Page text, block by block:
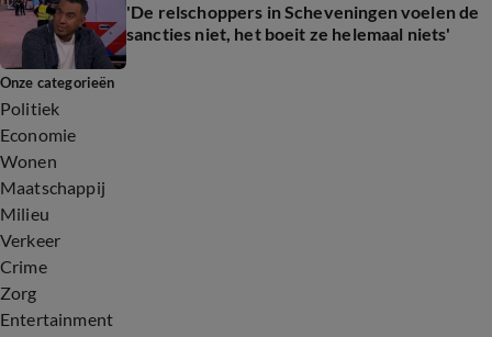
'De relschoppers in Scheveningen voelen de
sancties niet, het boeit ze helemaal niets'
Onze categorieën
Politiek
Economie
Wonen
Maatschappij
Milieu
Verkeer
Crime
Zorg
Entertainment